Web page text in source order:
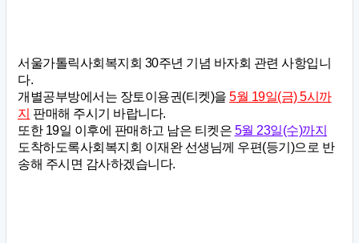
서울가톨릭사회복지회 30주년 기념 바자회 관련 사항입니
다.
개별공부방에서는 장토이용권(티켓)을 5월 19일(금) 5시까
지 판매해 주시기 바랍니다.
또한 19일 이후에 판매하고 남은 티켓은 5월 23일(수)까지
도착하도록사회복지회 이재완 선생님께 우편(등기)으로 반
송해 주시면 감사하겠습니다.